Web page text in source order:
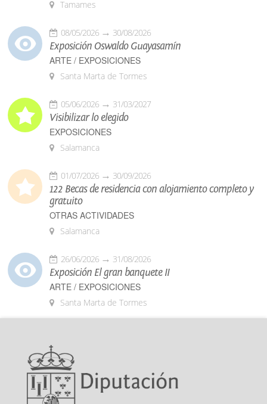
Tamames
08/05/2026 30/08/2026
Exposición Oswaldo Guayasamín
ARTE / EXPOSICIONES
Santa Marta de Tormes
05/06/2026 31/03/2027
Visibilizar lo elegido
EXPOSICIONES
Salamanca
01/07/2026 30/09/2026
122 Becas de residencia con alojamiento completo y
gratuito
OTRAS ACTIVIDADES
Salamanca
26/06/2026 31/08/2026
Exposición El gran banquete II
ARTE / EXPOSICIONES
Santa Marta de Tormes